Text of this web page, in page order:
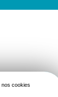
cookies